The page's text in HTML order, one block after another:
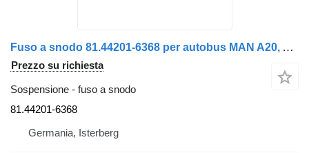
Fuso a snodo 81.44201-6368 per autobus MAN A20, A21, A23
Prezzo su richiesta
Sospensione - fuso a snodo
81.44201-6368
Germania, Isterberg